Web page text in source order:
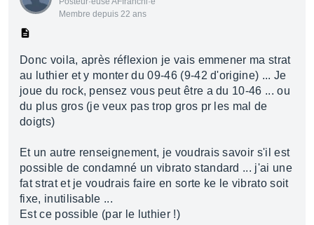
Membre depuis 22 ans
Donc voila, après réflexion je vais emmener ma strat
au luthier et y monter du 09-46 (9-42 d'origine) ... Je
joue du rock, pensez vous peut être a du 10-46 ... ou
du plus gros (je veux pas trop gros pr les mal de
doigts)
Et un autre renseignement, je voudrais savoir s'il est
possible de condamné un vibrato standard ... j'ai une
fat strat et je voudrais faire en sorte ke le vibrato soit
fixe, inutilisable ...
Est ce possible (par le luthier !)